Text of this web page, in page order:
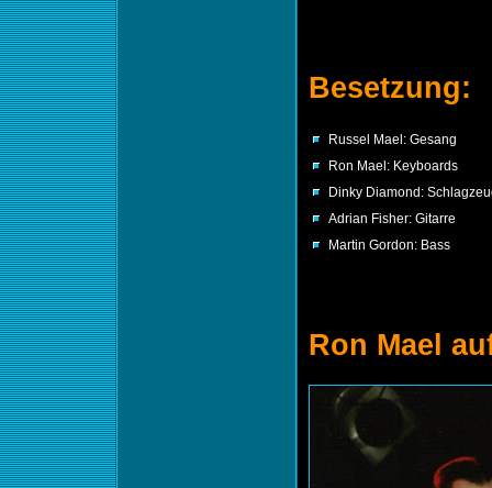
Besetzung:
Russel Mael: Gesang
Ron Mael: Keyboards
Dinky Diamond:
Adrian Fisher: Gitarre
Martin Gordon: Bass
Ron Mael